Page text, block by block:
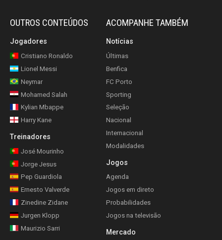
OUTROS CONTEÚDOS
Jogadores
Cristiano Ronaldo
Lionel Messi
Neymar
Mohamed Salah
Kylian Mbappe
Harry Kane
Treinadores
José Mourinho
Jorge Jesus
Pep Guardiola
Ernesto Valverde
Zinedine Zidane
Jurgen Klopp
Maurizio Sarri
ACOMPANHE TAMBÉM
Notícias
Últimas
Benfica
FC Porto
Sporting
Seleção
Nacional
Internacional
Modalidades
Jogos
Agenda
Jogos em direto
Probabilidades
Jogos na televisão
Mercado